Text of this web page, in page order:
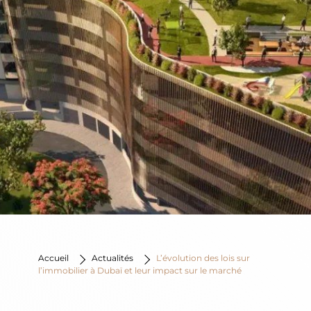
Accueil Actualités
L’évolution des lois sur
l’immobilier à Dubaï et leur impact sur le marché